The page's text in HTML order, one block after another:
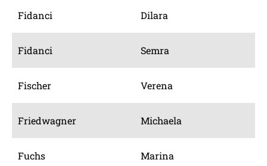
Fidanci Dilara
Fidanci Semra
Fischer Verena
Friedwagner Michaela
Fuchs Marina